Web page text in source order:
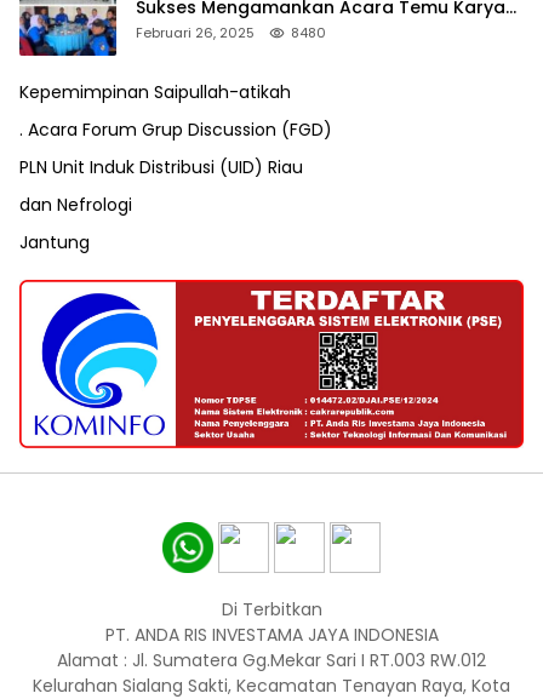
Sukses Mengamankan Acara Temu Karya
VII Karang Taruna Pekanbaru
Februari 26, 2025 8480
Kepemimpinan Saipullah-atikah
. Acara Forum Grup Discussion (FGD)
PLN Unit Induk Distribusi (UID) Riau
dan Nefrologi
Jantung
Di Terbitkan
PT. ANDA RIS INVESTAMA JAYA INDONESIA
Alamat : Jl. Sumatera Gg.Mekar Sari I RT.003 RW.012
Kelurahan Sialang Sakti, Kecamatan Tenayan Raya, Kota